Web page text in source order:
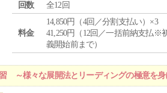
回数
全12回
料金
14,850円（4回／分割支払い）×3
41,250円（12回／一括前納支払※
義開始前まで）
～様々な展開法とリーディングの極意を身